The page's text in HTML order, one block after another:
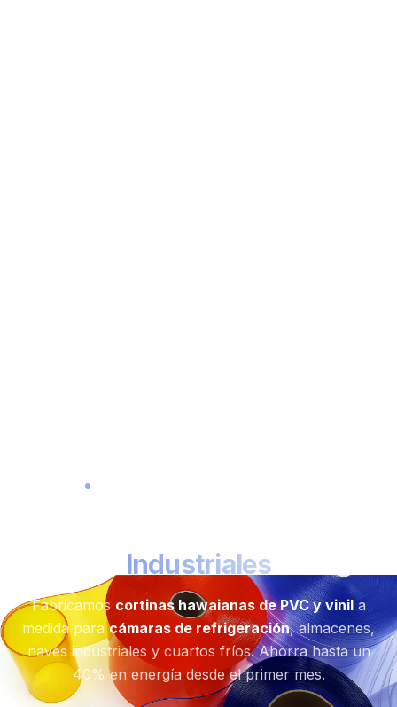
Fabricante Nacional · Monterrey, México
Industriales
Fabricamos cortinas hawaianas de PVC y vinila
medida paracámaras de refrigeración, almacenes,
naves industriales y cuartos fríos. Ahorra hasta un
40% en energía desde el primer mes.